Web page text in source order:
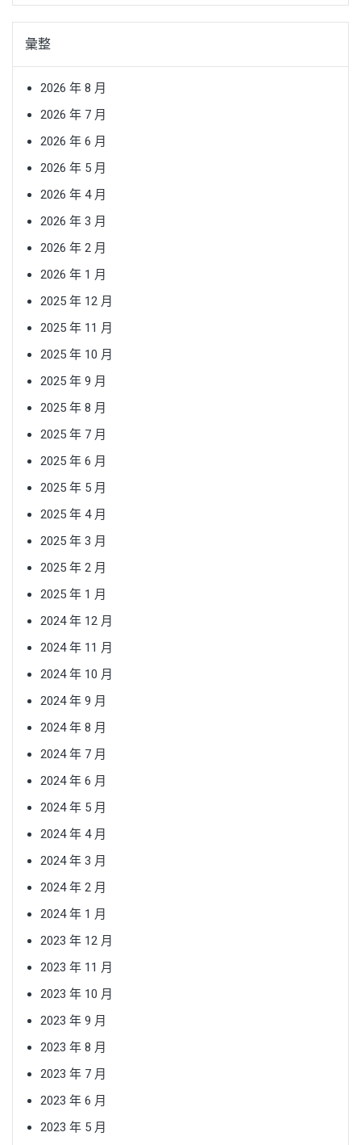
彙整
2026 年 8 月
2026 年 7 月
2026 年 6 月
2026 年 5 月
2026 年 4 月
2026 年 3 月
2026 年 2 月
2026 年 1 月
2025 年 12 月
2025 年 11 月
2025 年 10 月
2025 年 9 月
2025 年 8 月
2025 年 7 月
2025 年 6 月
2025 年 5 月
2025 年 4 月
2025 年 3 月
2025 年 2 月
2025 年 1 月
2024 年 12 月
2024 年 11 月
2024 年 10 月
2024 年 9 月
2024 年 8 月
2024 年 7 月
2024 年 6 月
2024 年 5 月
2024 年 4 月
2024 年 3 月
2024 年 2 月
2024 年 1 月
2023 年 12 月
2023 年 11 月
2023 年 10 月
2023 年 9 月
2023 年 8 月
2023 年 7 月
2023 年 6 月
2023 年 5 月